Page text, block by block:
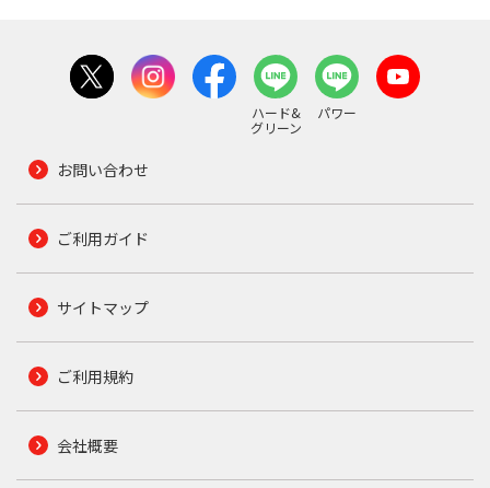
ハード&
グリーン
パワー
お問い合わせ
ご利用ガイド
サイトマップ
ご利用規約
会社概要